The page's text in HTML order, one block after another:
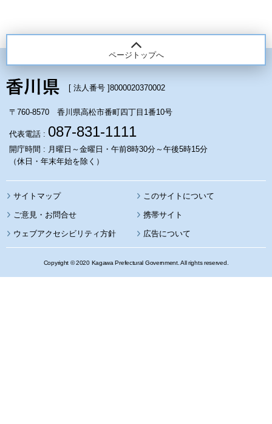
ページトップへ
[ 法人番号 ]8000020370002
〒760-8570 香川県高松市番町四丁目1番10号
代表電話 : 087-831-1111
開庁時間 : 月曜日～金曜日・午前8時30分～午後5時15分
（休日・年末年始を除く）
サイトマップ このサイトについて
携帯サイト
ウェブアクセシビリティ方針 広告について
Copyright © 2020 Kagawa Prefectural Government. All rights reserved.